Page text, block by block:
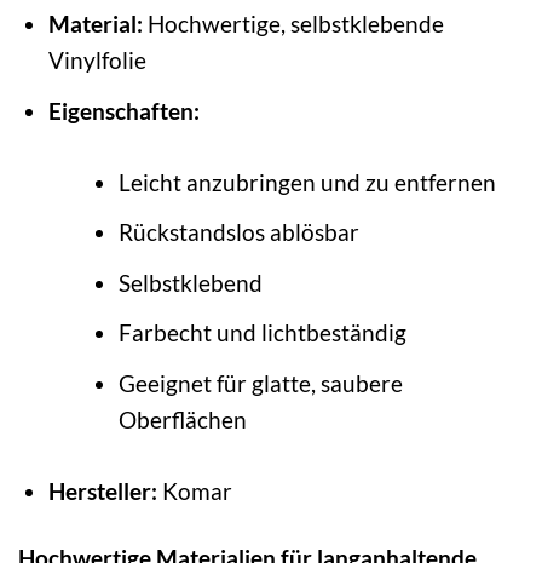
Material: Hochwertige, selbstklebende
Vinylfolie
Eigenschaften:
Leicht anzubringen und zu entfernen
Rückstandslos ablösbar
Selbstklebend
Farbecht und lichtbeständig
Geeignet für glatte, saubere
Oberflächen
Hersteller: Komar
Hochwertige Materialien für langanhaltende